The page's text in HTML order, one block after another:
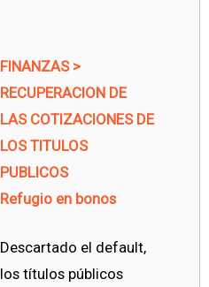
FINANZAS >
RECUPERACION DE
LAS COTIZACIONES DE
LOS TITULOS
PUBLICOS
Refugio en bonos
Descartado el default,
los títulos públicos